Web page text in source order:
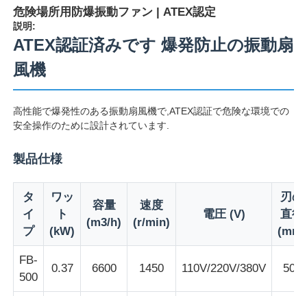
危険場所用防爆振動ファン | ATEX認定
説明:
ATEX認証済みです 爆発防止の振動扇
風機
高性能で爆発性のある振動扇風機で,ATEX認証で危険な環境での
安全操作のために設計されています.
製品仕様
タ
イ
プ
ワッ
ト
(kW)
容量
(m3/h)
速度
(r/min)
電圧 (V)
刃の
直径
(mm)
FB-
500
0.37 6600 1450 110V/220V/380V 500